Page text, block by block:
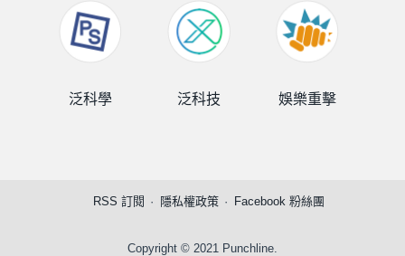
泛科學 泛科技 娛樂重擊
RSS 訂閱 隱私權政策 Facebook 粉絲團
Copyright © 2021 Punchline.